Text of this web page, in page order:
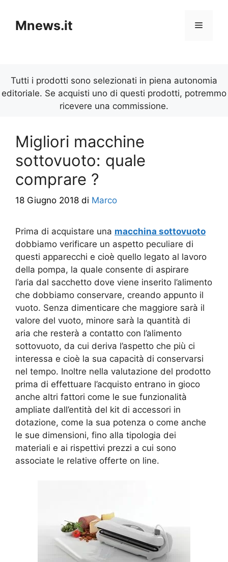
contenuto
Mnews.it Menu
Tutti i prodotti sono selezionati in piena autonomia
editoriale. Se acquisti uno di questi prodotti, potremmo
ricevere una commissione.
Migliori macchine
sottovuoto: quale
comprare ?
18 Giugno 2018 di Marco
Prima di acquistare una macchina sottovuoto
dobbiamo verificare un aspetto peculiare di
questi apparecchi e cioè quello legato al lavoro
della pompa, la quale consente di aspirare
l’aria dal sacchetto dove viene inserito l’alimento
che dobbiamo conservare, creando appunto il
vuoto. Senza dimenticare che maggiore sarà il
valore del vuoto, minore sarà la quantità di
aria che resterà a contatto con l’alimento
sottovuoto, da cui deriva l’aspetto che più ci
interessa e cioè la sua capacità di conservarsi
nel tempo. Inoltre nella valutazione del prodotto
prima di effettuare l’acquisto entrano in gioco
anche altri fattori come le sue funzionalità
ampliate dall’entità del kit di accessori in
dotazione, come la sua potenza o come anche
le sue dimensioni, fino alla tipologia dei
materiali e ai rispettivi prezzi a cui sono
associate le relative offerte on line.